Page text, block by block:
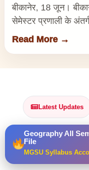
Geography All
File
MGSU Syllabus
बीकानेर, 18 जून।
सेमेस्टर प्रणाली के
Read More →
Latest Updates
प्रेस रिलीज, समाचार